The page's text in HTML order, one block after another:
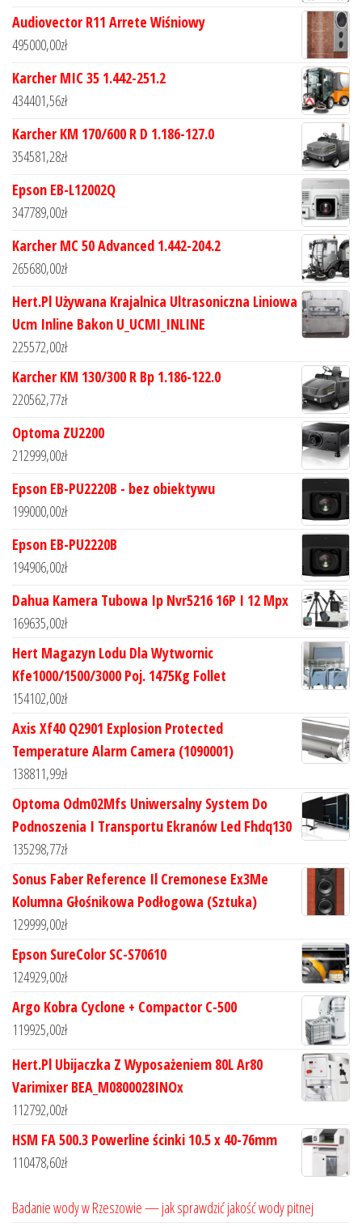
Audiovector R11 Arrete Wiśniowy
495000,00zł
Karcher MIC 35 1.442-251.2
434401,56zł
Karcher KM 170/600 R D 1.186-127.0
354581,28zł
Epson EB-L12002Q
347789,00zł
Karcher MC 50 Advanced 1.442-204.2
265680,00zł
Hert.Pl Używana Krajalnica Ultrasoniczna Liniowa
Ucm Inline Bakon U_UCMI_INLINE
225572,00zł
Karcher KM 130/300 R Bp 1.186-122.0
220562,77zł
Optoma ZU2200
212999,00zł
Epson EB-PU2220B - bez obiektywu
199000,00zł
Epson EB-PU2220B
194906,00zł
Dahua Kamera Tubowa Ip Nvr5216 16P I 12 Mpx
169635,00zł
Hert Magazyn Lodu Dla Wytwornic
Kfe1000/1500/3000 Poj. 1475Kg Follet
154102,00zł
Axis Xf40 Q2901 Explosion Protected
Temperature Alarm Camera (1090001)
138811,99zł
Optoma Odm02Mfs Uniwersalny System Do
Podnoszenia I Transportu Ekranów Led Fhdq130
135298,77zł
Sonus Faber Reference Il Cremonese Ex3Me
Kolumna Głośnikowa Podłogowa (Sztuka)
129999,00zł
Epson SureColor SC-S70610
124929,00zł
Argo Kobra Cyclone + Compactor C-500
119925,00zł
Hert.Pl Ubijaczka Z Wyposażeniem 80L Ar80
Varimixer BEA_M0800028INOx
112792,00zł
HSM FA 500.3 Powerline ścinki 10.5 x 40-76mm
110478,60zł
Badanie wody w Rzeszowie — jak sprawdzić jakość wody pitnej